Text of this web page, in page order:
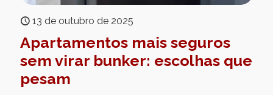
13 de outubro de 2025
Apartamentos mais seguros
sem virar bunker: escolhas que
pesam